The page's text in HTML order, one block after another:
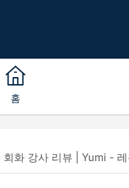
홈
회화 강사 리뷰 | Yumi -